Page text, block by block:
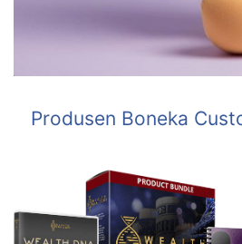
Produsen Boneka